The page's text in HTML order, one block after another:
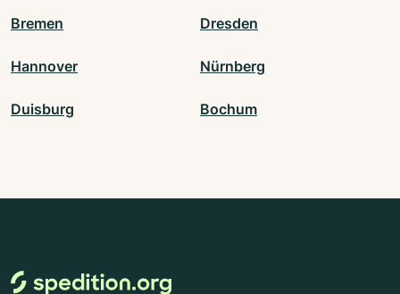
Bremen Dresden
Hannover Nürnberg
Duisburg Bochum